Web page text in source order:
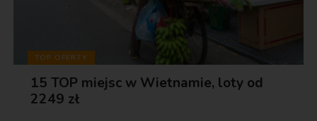
TOP OFERTY
15 TOP miejsc w Wietnamie, loty od
2249 zł